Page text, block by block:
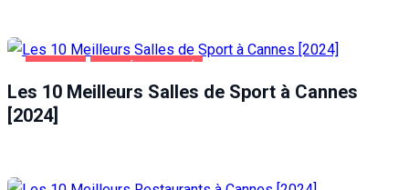
Les 10 Meilleurs Salles de Sport à Cannes
[2024]